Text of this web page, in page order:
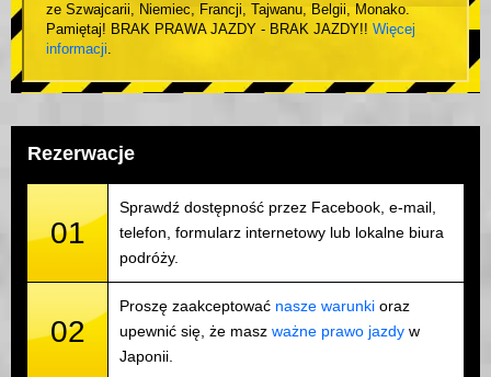
ze Szwajcarii, Niemiec, Francji, Tajwanu, Belgii, Monako.
Pamiętaj! BRAK PRAWA JAZDY - BRAK JAZDY!! Więcej
informacji.
Rezerwacje
01
Sprawdź dostępność przez Facebook, e-mail,
telefon, formularz internetowy lub lokalne biura
podróży.
02
Proszę zaakceptować nasze warunki oraz
upewnić się, że masz ważne prawo jazdy w
Japonii.